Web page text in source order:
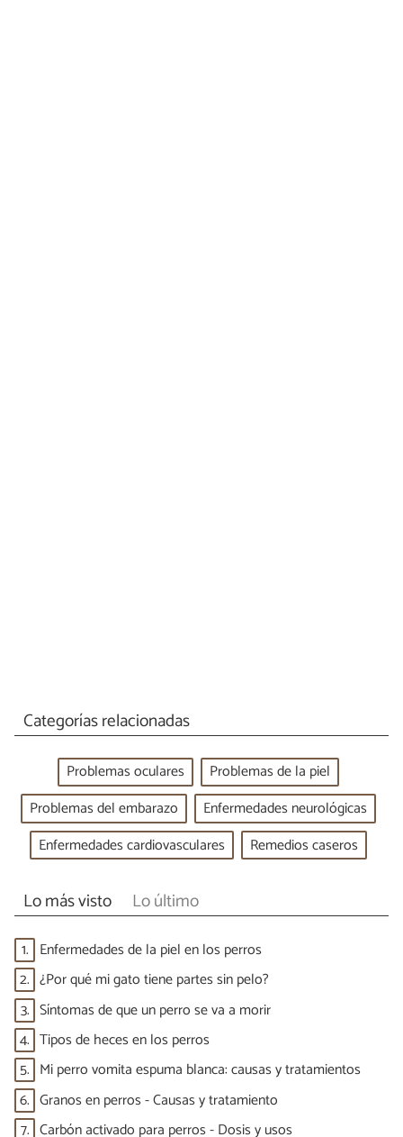
Categorías relacionadas
Problemas oculares
Problemas de la piel
Problemas del embarazo
Enfermedades neurológicas
Enfermedades cardiovasculares
Remedios caseros
Lo más visto Lo último
1. Enfermedades de la piel en los perros
2. ¿Por qué mi gato tiene partes sin pelo?
3. Síntomas de que un perro se va a morir
4. Tipos de heces en los perros
5. Mi perro vomita espuma blanca: causas y tratamientos
6. Granos en perros - Causas y tratamiento
7. Carbón activado para perros - Dosis y usos